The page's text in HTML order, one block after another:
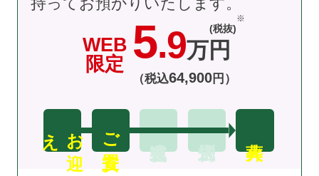
WEB
限定 5.9万円
(税抜)
（税込64,900円）
お
迎
え ご安置
持ってお預かりいたします。